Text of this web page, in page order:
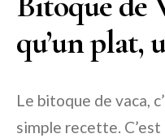
qu’un plat,
Le bitoque de vaca,
simple recette.